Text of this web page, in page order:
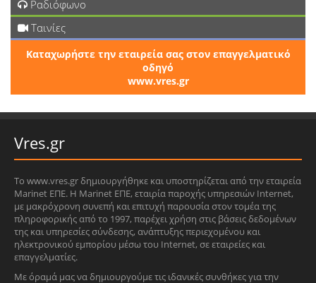
Ραδιόφωνο
Ταινίες
Καταχωρήστε την εταιρεία σας στον επαγγελματικό
οδηγό
www.vres.gr
Vres.gr
Το www.vres.gr δημιουργήθηκε και υποστηρίζεται από την εταιρεία
Marinet ΕΠΕ. Η Marinet ΕΠΕ, εταιρία παροχής υπηρεσιών Internet,
με μακρόχρονη συνεπή και επιτυχή παρουσία στον τομέα της
πληροφορικής από το 1997, παρέχει χρήση στις βάσεις δεδομένων
της και υπηρεσίες σύνδεσης, ανάπτυξης περιεχομένου και
ηλεκτρονικού εμπορίου μέσω του Internet, σε εταιρείες και
επαγγελματίες.
Με όραμά μας να δημιουργούμε τις ιδανικές συνθήκες για την